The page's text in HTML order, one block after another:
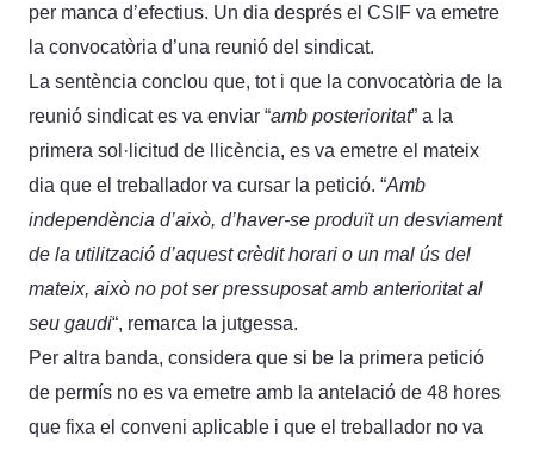
per manca d’efectius. Un dia després el CSIF va emetre
la convocatòria d’una reunió del sindicat.
La sentència conclou que, tot i que la convocatòria de la
reunió sindicat es va enviar “amb posterioritat” a la
primera sol·licitud de llicència, es va emetre el mateix
dia que el treballador va cursar la petició. “Amb
independència d’això, d’haver-se produït un desviament
de la utilització d’aquest crèdit horari o un mal ús del
mateix, això no pot ser pressuposat amb anterioritat al
seu gaudi“, remarca la jutgessa.
Per altra banda, considera que si be la primera petició
de permís no es va emetre amb la antelació de 48 hores
que fixa el conveni aplicable i que el treballador no va